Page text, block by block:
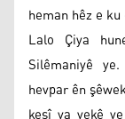
heman hêz e
Lalo Çiya
Silêmaniyê
hevpar ên